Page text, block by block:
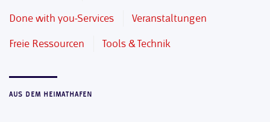
Done with you-Services Veranstaltungen
Freie Ressourcen Tools & Technik
AUS DEM HEIMATHAFEN